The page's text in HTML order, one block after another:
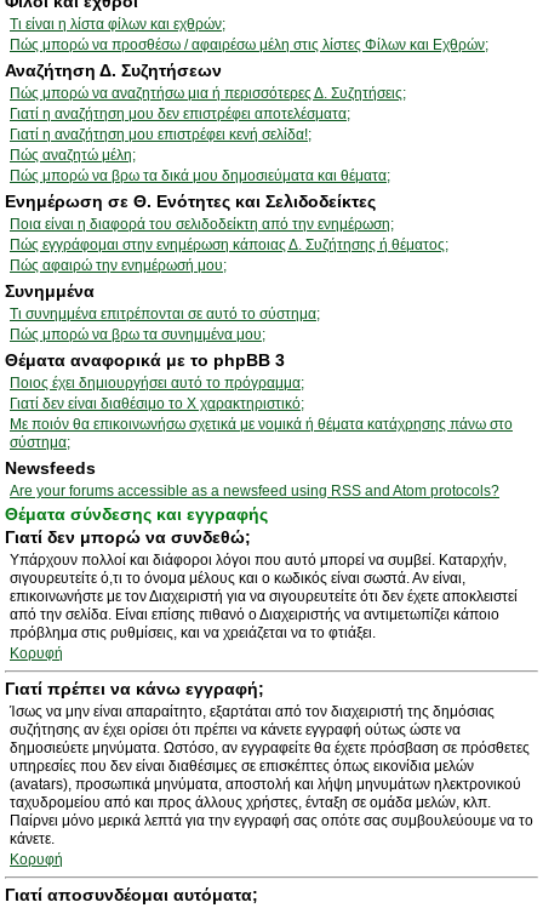
Τι είναι η λίστα φίλων και εχθρών;
Πώς μπορώ να προσθέσω / αφαιρέσω μέλη στις λίστες Φίλων και Εχθρών;
Αναζήτηση Δ. Συζητήσεων
Πώς μπορώ να αναζητήσω μια ή περισσότερες Δ. Συζητήσεις;
Γιατί η αναζήτηση μου δεν επιστρέφει αποτελέσματα;
Γιατί η αναζήτηση μου επιστρέφει κενή σελίδα!;
Πώς αναζητώ μέλη;
Πώς μπορώ να βρω τα δικά μου δημοσιεύματα και θέματα;
Ενημέρωση σε Θ. Ενότητες και Σελιδοδείκτες
Ποια είναι η διαφορά του σελιδοδείκτη από την ενημέρωση;
Πώς εγγράφομαι στην ενημέρωση κάποιας Δ. Συζήτησης ή θέματος;
Πώς αφαιρώ την ενημέρωσή μου;
Συνημμένα
Τι συνημμένα επιτρέπονται σε αυτό το σύστημα;
Πώς μπορώ να βρω τα συνημμένα μου;
Θέματα αναφορικά με το phpBB 3
Ποιος έχει δημιουργήσει αυτό το πρόγραμμα;
Γιατί δεν είναι διαθέσιμο το Χ χαρακτηριστικό;
Με ποιόν θα επικοινωνήσω σχετικά με νομικά ή θέματα κατάχρησης πάνω στο
σύστημα;
Newsfeeds
Are your forums accessible as a newsfeed using RSS and Atom protocols?
Θέματα σύνδεσης και εγγραφής
Γιατί δεν μπορώ να συνδεθώ;
Υπάρχουν πολλοί και διάφοροι λόγοι που αυτό μπορεί να συμβεί. Καταρχήν,
σιγουρευτείτε ό,τι το όνομα μέλους και ο κωδικός είναι σωστά. Αν είναι,
επικοινωνήστε με τον Διαχειριστή για να σιγουρευτείτε ότι δεν έχετε αποκλειστεί
από την σελίδα. Είναι επίσης πιθανό ο Διαχειριστής να αντιμετωπίζει κάποιο
πρόβλημα στις ρυθμίσεις, και να χρειάζεται να το φτιάξει.
Κορυφή
Γιατί πρέπει να κάνω εγγραφή;
Ίσως να μην είναι απαραίτητο, εξαρτάται από τον διαχειριστή της δημόσιας
συζήτησης αν έχει ορίσει ότι πρέπει να κάνετε εγγραφή ούτως ώστε να
δημοσιεύετε μηνύματα. Ωστόσο, αν εγγραφείτε θα έχετε πρόσβαση σε πρόσθετες
υπηρεσίες που δεν είναι διαθέσιμες σε επισκέπτες όπως εικονίδια μελών
(avatars), προσωπικά μηνύματα, αποστολή και λήψη μηνυμάτων ηλεκτρονικού
ταχυδρομείου από και προς άλλους χρήστες, ένταξη σε ομάδα μελών, κλπ.
Παίρνει μόνο μερικά λεπτά για την εγγραφή σας οπότε σας συμβουλεύουμε να το
κάνετε.
Κορυφή
Γιατί αποσυνδέομαι αυτόματα;